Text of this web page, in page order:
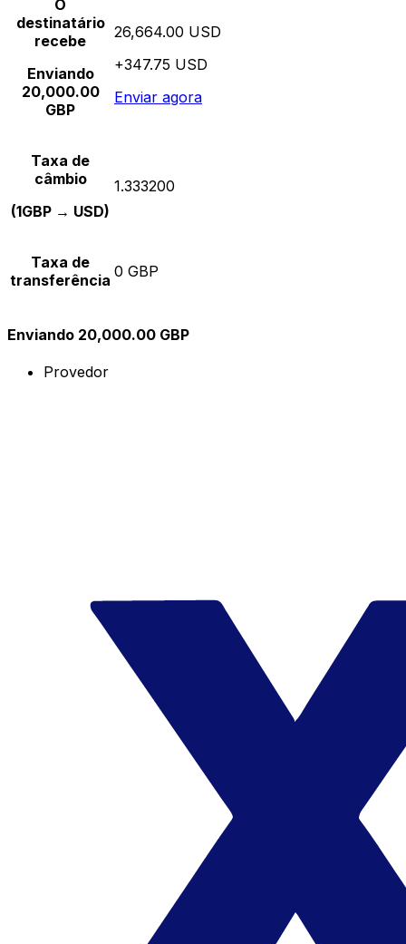
O
destinatário
recebe
Enviando
20,000.00
GBP
26,664.00 USD
+347.75 USD
Enviar agora
Taxa de
câmbio
(1GBP → USD)
1.333200
Taxa de
transferência 0 GBP
Enviando 20,000.00 GBP
Provedor